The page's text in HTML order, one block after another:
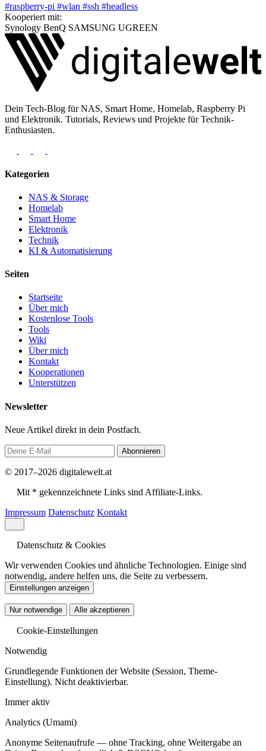
#raspberry-pi #wlan #ssh #headless
Kooperiert mit:
Synology BenQ SAMSUNG UGREEN
Dein Tech-Blog für NAS, Smart Home, Homelab, Raspberry Pi
und Elektronik. Tutorials, Reviews und Projekte für Technik-
Enthusiasten.
Kategorien
NAS & Storage
Homelab
Smart Home
Elektronik
Technik
KI & Automatisierung
Seiten
Startseite
Über mich
Kostenlose Tools
Tools
Wiki
Über mich
Kontakt
Kooperationen
Unterstützen
Newsletter
Neue Artikel direkt in dein Postfach.
Abonnieren
© 2017–2026 digitalewelt.at
Mit * gekennzeichnete Links sind Affiliate-Links.
Impressum Datenschutz Kontakt
Datenschutz & Cookies
Wir verwenden Cookies und ähnliche Technologien. Einige sind
notwendig, andere helfen uns, die Seite zu verbessern.
Einstellungen anzeigen
Nur notwendige Alle akzeptieren
Cookie-Einstellungen
Notwendig
Grundlegende Funktionen der Website (Session, Theme-
Einstellung). Nicht deaktivierbar.
Immer aktiv
Analytics (Umami)
Anonyme Seitenaufrufe — ohne Tracking, ohne Weitergabe an